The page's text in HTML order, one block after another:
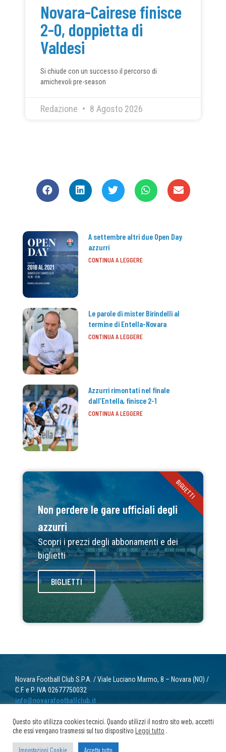
Novara-Cairese finisce
2-0, doppietta di
Valdesi
Si chiude con un successo il percorso di
amichevoli pre-season
Redazione 8 Agosto 2026
A settembre altri due Open Day
azzurri
CONTINUA A LEGGERE
Le parole di mister Birindelli al
termine di Entella-Novara
CONTINUA A LEGGERE
Azzurri rimontati nel finale
dall’Entella, finisce 2-1
CONTINUA A LEGGERE
Non perdere le gare ufficiali degli
azzurri
Scopri i prezzi degli abbonamenti e dei
biglietti
BIGLIETTI
BIGLIETTI
Novara Football Club S.P.A. / Viale Luciano Marmo, 8 – Novara (NO) /
C.F. e P. IVA 02677750032
info@novarafootballclub.it
© 2022 Novara Football Club. Tutti i diritti riservati.
Privacy/ Cookie
Questo sito utilizza cookies tecnici. Quando utilizzi il nostro sito web, accetti
che essi vengano trasmessi sul tuo dispositivo Leggi tutto .
Impostazioni Cookie Accetta tutto